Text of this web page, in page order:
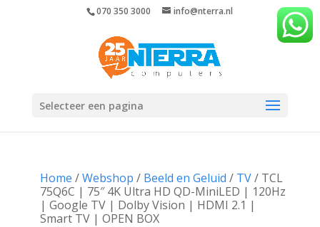
070 350 3000 info@nterra.nl
Selecteer een pagina
Home /Webshop / Beeld en Geluid / TV/ TCL
75Q6C | 75″ 4K Ultra HD QD-MiniLED | 120Hz
| Google TV | Dolby Vision | HDMI 2.1 |
Smart TV | OPEN BOX